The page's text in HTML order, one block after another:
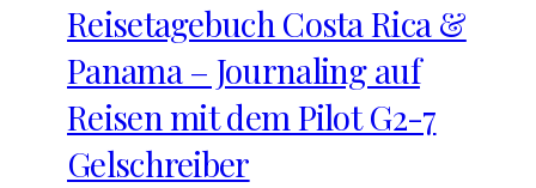
Reisetagebuch Costa Rica &
Panama – Journaling auf
Reisen mit dem Pilot G2-7
Gelschreiber